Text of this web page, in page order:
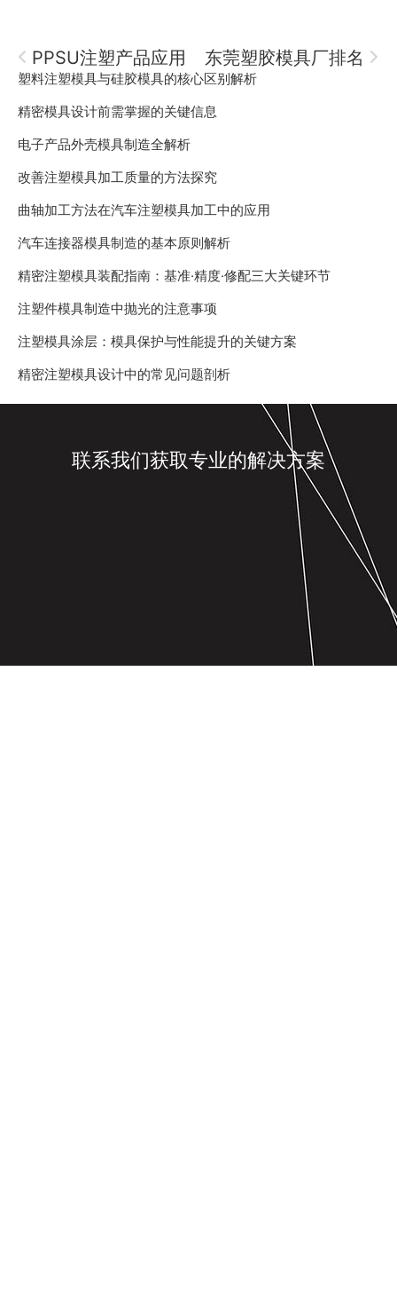
PPSU注塑产品应用 东莞塑胶模具厂排名
塑料注塑模具与硅胶模具的核心区别解析
精密模具设计前需掌握的关键信息
电子产品外壳模具制造全解析
改善注塑模具加工质量的方法探究
曲轴加工方法在汽车注塑模具加工中的应用
汽车连接器模具制造的基本原则解析
精密注塑模具装配指南：基准·精度·修配三大关键环节
注塑件模具制造中抛光的注意事项
注塑模具涂层：模具保护与性能提升的关键方案
精密注塑模具设计中的常见问题剖析
联系我们获取专业的解决方案